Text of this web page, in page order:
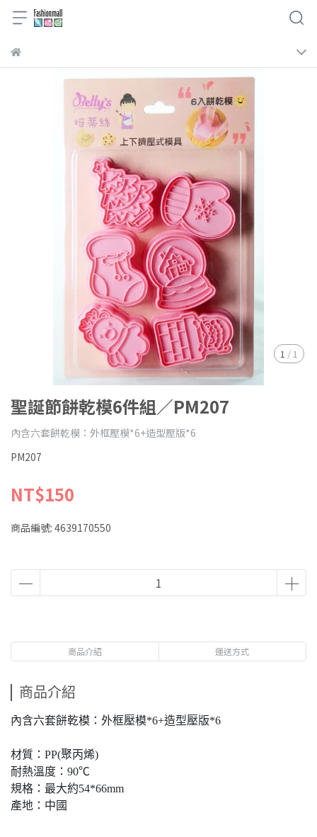
1 / 1
聖誕節餅乾模6件組／PM207
內含六套餅乾模：外框壓模*6+造型壓版*6
PM207
NT$150
商品編號: 4639170550
商品介紹 運送方式
商品介紹
內含六套餅乾模：外框壓模*6+造型壓版*6
材質：PP(聚丙烯)
耐熱溫度：90℃
規格：最大約54*66mm
產地：中國